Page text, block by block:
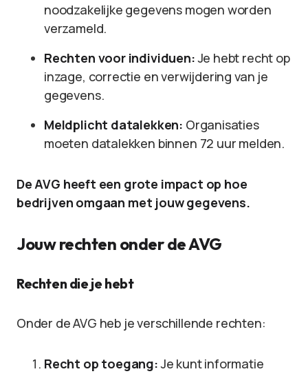
noodzakelijke gegevens mogen worden
verzameld.
Rechten voor individuen:Je hebt recht op
inzage, correctie en verwijdering van je
gegevens.
Meldplicht datalekken: Organisaties
moeten datalekken binnen 72 uur melden.
De AVG heeft een grote impact op hoe
bedrijven omgaan met jouw gegevens.
Jouw rechten onder de AVG
Rechten die je hebt
Onder de AVG heb je verschillende rechten:
Recht op toegang:Je kunt informatie